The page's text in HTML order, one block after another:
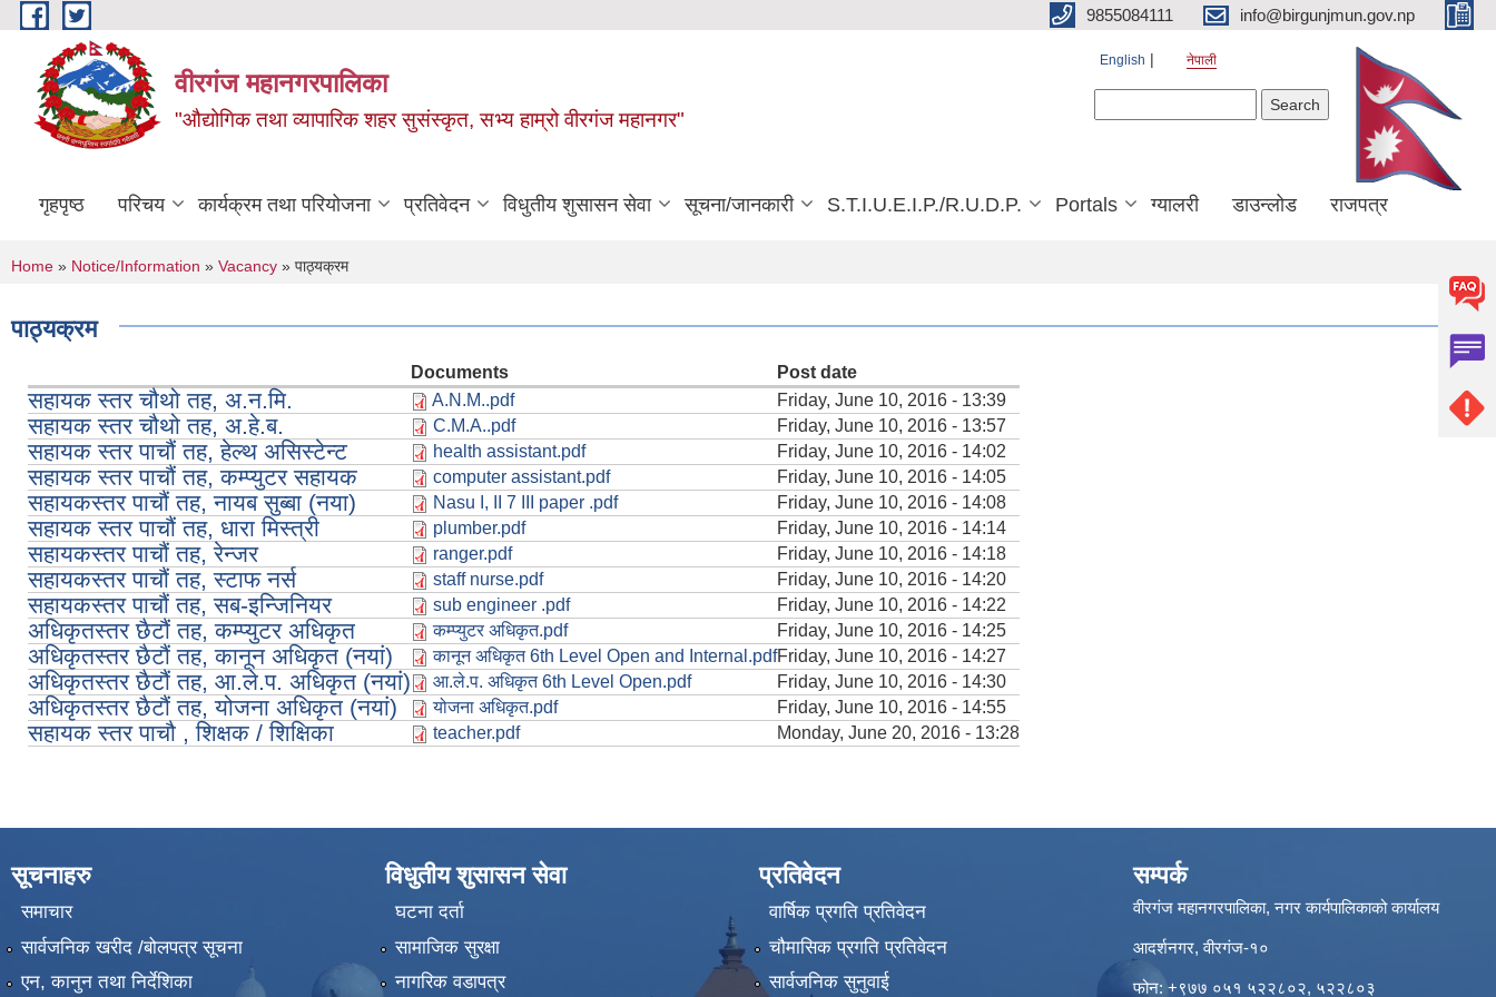
Skip to main content 9855084111 info@birgunjmun.gov.np
वीरगंज महानगरपालिका
"औद्योगिक तथा व्यापारिक शहर सुसंस्कृत, सभ्य हाम्रो वीरगंज महानगर"
English नेपाली
गृहपृष्ठ परिचय कार्यक्रम तथा परियोजना प्रतिवेदन विधुतीय शुसासन सेवा सूचना/जानकारी S.T.I.U.E.I.P./R.U.D.P. Portals ग्यालरी डाउन्लोड राजपत्र
You are here
Home » Notice/Information » Vacancy » पाठ्यक्रम
पाठ्यक्रम
Documents Post date
सहायक स्तर चौथो तह, अ.न.मि. A.N.M..pdf Friday, June 10, 2016 - 13:39
सहायक स्तर चौथो तह, अ.हे.ब. C.M.A..pdf Friday, June 10, 2016 - 13:57
सहायक स्तर पाचौं तह, हेल्थ असिस्टेन्ट health assistant.pdf Friday, June 10, 2016 - 14:02
सहायक स्तर पाचौं तह, कम्प्युटर सहायक computer assistant.pdf Friday, June 10, 2016 - 14:05
सहायकस्तर पाचौं तह, नायब सुब्बा (नया) Nasu I, II 7 III paper .pdf Friday, June 10, 2016 - 14:08
सहायक स्तर पाचौं तह, धारा मिस्त्री plumber.pdf Friday, June 10, 2016 - 14:14
सहायकस्तर पाचौं तह, रेन्जर ranger.pdf Friday, June 10, 2016 - 14:18
सहायकस्तर पाचौं तह, स्टाफ नर्स staff nurse.pdf Friday, June 10, 2016 - 14:20
सहायकस्तर पाचौं तह, सब-इन्जिनियर sub engineer .pdf Friday, June 10, 2016 - 14:22
अधिकृतस्तर छैटौं तह, कम्प्युटर अधिकृत कम्प्युटर अधिकृत.pdf Friday, June 10, 2016 - 14:25
अधिकृतस्तर छैटौं तह, कानून अधिकृत (नयां) कानून अधिकृत 6th Level Open and Internal.pdfFriday, June 10, 2016 - 14:27
अधिकृतस्तर छैटौं तह, आ.ले.प. अधिकृत (नयां) आ.ले.प. अधिकृत 6th Level Open.pdf Friday, June 10, 2016 - 14:30
अधिकृतस्तर छैटौं तह, योजना अधिकृत (नयां) योजना अधिकृत.pdf Friday, June 10, 2016 - 14:55
सहायक स्तर पाचौ , शिक्षक / शिक्षिका teacher.pdf Monday, June 20, 2016 - 13:28
सूचनाहरु
समाचार
सार्वजनिक खरीद /बोलपत्र सूचना
एन, कानुन तथा निर्देशिका
विधुतीय शुसासन सेवा
घटना दर्ता
सामाजिक सुरक्षा
नागरिक वडापत्र
प्रतिवेदन
वार्षिक प्रगति प्रतिवेदन
चौमासिक प्रगति प्रतिवेदन
सार्वजनिक सुनुवाई
सम्पर्क
वीरगंज महानगरपालिका, नगर कार्यपालिकाको कार्यालय
आदर्शनगर, वीरगंज-१०
फोन: +९७७ ०५१ ५२२८०२, ५२२८०३